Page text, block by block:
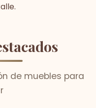
de muebles para